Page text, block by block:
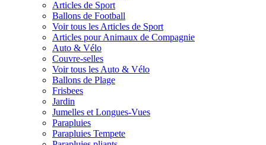
Articles de Sport
Ballons de Football
Voir tous les Articles de Sport
Articles pour Animaux de Compagnie
Auto & Vélo
Couvre-selles
Voir tous les Auto & Vélo
Ballons de Plage
Frisbees
Jardin
Jumelles et Longues-Vues
Parapluies
Parapluies Tempete